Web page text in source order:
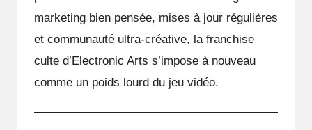
marketing bien pensée, mises à jour régulières
et communauté ultra-créative, la franchise
culte d’Electronic Arts s’impose à nouveau
comme un poids lourd du jeu vidéo.